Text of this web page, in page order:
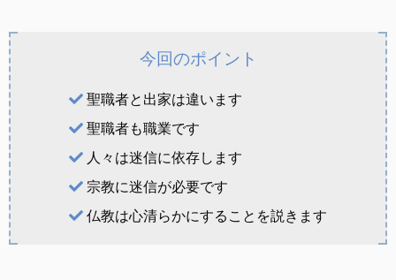
今回のポイント
聖職者と出家は違います
聖職者も職業です
人々は迷信に依存します
宗教に迷信が必要です
仏教は心清らかにすることを説きます